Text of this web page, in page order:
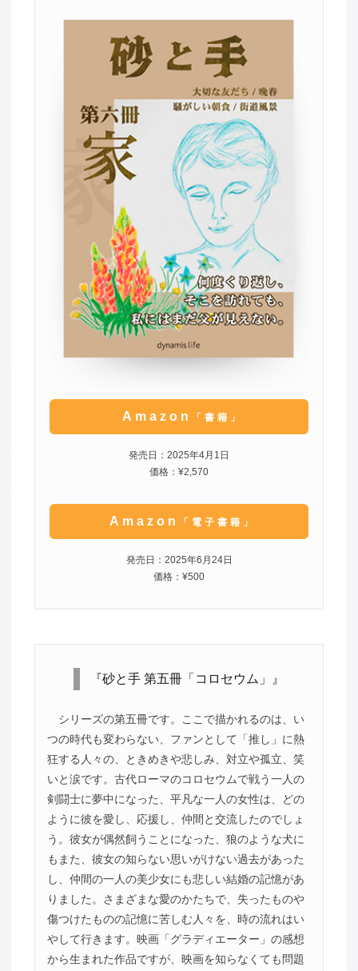
Amazon 「書籍」
発売日：2025年4月1日
価格：¥2,570
Amazon 「電子書籍」
発売日：2025年6月24日
価格：¥500
『砂と手 第五冊「コロセウム」』
シリーズの第五冊です。ここで描かれるのは、い
つの時代も変わらない、ファンとして「推し」に熱
狂する人々の、ときめきや悲しみ、対立や孤立、笑
いと涙です。古代ローマのコロセウムで戦う一人の
剣闘士に夢中になった、平凡な一人の女性は、どの
ように彼を愛し、応援し、仲間と交流したのでしょ
う。彼女が偶然飼うことになった、狼のような犬に
もまた、彼女の知らない思いがけない過去があった
し、仲間の一人の美少女にも悲しい結婚の記憶があ
りました。さまざまな愛のかたちで、失ったものや
傷つけたものの記憶に苦しむ人々を、時の流れはい
やして行きます。映画「グラディエーター」の感想
から生まれた作品ですが、映画を知らなくても問題